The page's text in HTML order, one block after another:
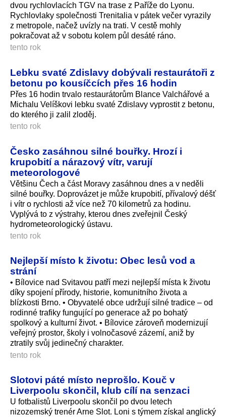
dvou rychlovlacích TGV na trase z Paříže do Lyonu.
Rychlovlaky společnosti Trenitalia v pátek večer vyrazily
z metropole, načež uvízly na trati. V cestě mohly
pokračovat až v sobotu kolem půl desáté ráno.
tento rok
Lebku svaté Zdislavy dobývali restaurátoři z
betonu po kousíčcích přes 16 hodin
Přes 16 hodin trvalo restaurátorům Blance Valchářové a
Michalu Velíškovi lebku svaté Zdislavy vyprostit z betonu,
do kterého ji zalil zloděj.
tento rok
Česko zasáhnou silné bouřky. Hrozí i
krupobití a nárazový vítr, varují
meteorologové
Většinu Čech a část Moravy zasáhnou dnes a v neděli
silné bouřky. Doprovázet je může krupobití, přívalový déšť
i vítr o rychlosti až více než 70 kilometrů za hodinu.
Vyplývá to z výstrahy, kterou dnes zveřejnil Český
hydrometeorologický ústavu.
tento rok
Nejlepší místo k životu: Obec lesů vod a
strání
• Bílovice nad Svitavou patří mezi nejlepší místa k životu
díky spojení přírody, historie, komunitního života a
blízkosti Brno. • Obyvatelé obce udržují silné tradice – od
rodinné trafiky fungující po generace až po bohatý
spolkový a kulturní život. • Bílovice zároveň modernizují
veřejný prostor, školy i volnočasové zázemí, aniž by
ztratily svůj jedinečný charakter.
tento rok
Slotovi páté místo neprošlo. Kouč v
Liverpoolu skončil, klub cílí na senzaci
U fotbalistů Liverpoolu skončil po dvou letech
nizozemský trenér Arne Slot. Loni s týmem získal anglický